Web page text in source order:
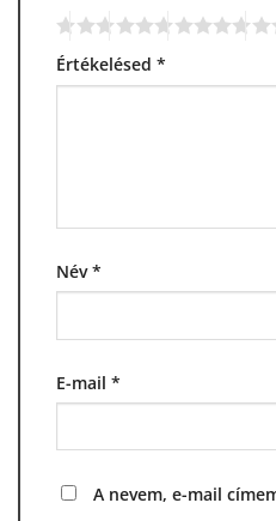
Értékelésed *
Név*
E-mail *
A nevem, e-mail